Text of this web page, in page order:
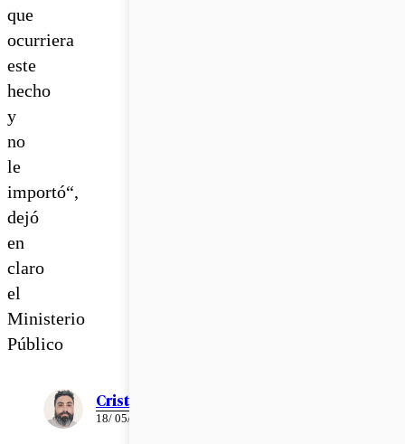
que
ocurriera
este
hecho
y
no
le
importó“,
dejó
en
claro
el
Ministerio
Público
Cristián Meza
18/ 05/ 2026